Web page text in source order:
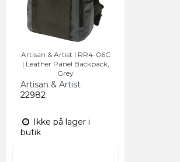
Artisan & Artist | RR4-06C
| Leather Panel Backpack,
Grey
Artisan & Artist
22982
Ikke på lager i
butik